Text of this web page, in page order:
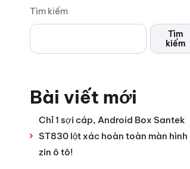
Tìm kiếm
Tìm
kiếm
Bài viết mới
Chỉ 1 sợi cáp, Android Box Santek
ST830 lột xác hoàn toàn màn hình
zin ô tô!